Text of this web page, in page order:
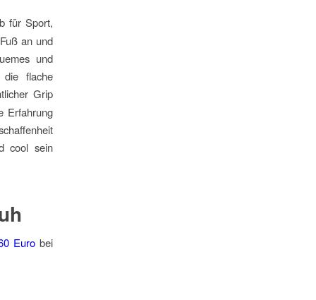
für Sport,
an und
und
die flache
Grip
Erfahrung
cool sein
Euro bei